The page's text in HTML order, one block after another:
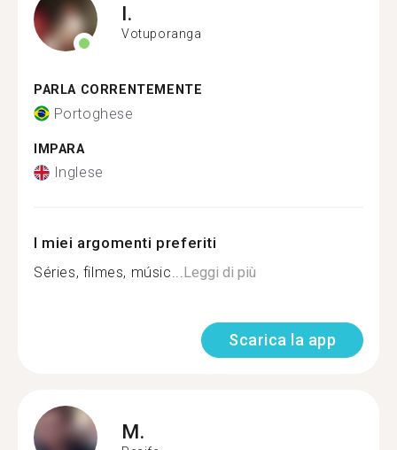
I.
Votuporanga
PARLA CORRENTEMENTE
Portoghese
IMPARA
Inglese
I miei argomenti preferiti
Séries, filmes, músic...Leggi di più
Scarica la app
M.